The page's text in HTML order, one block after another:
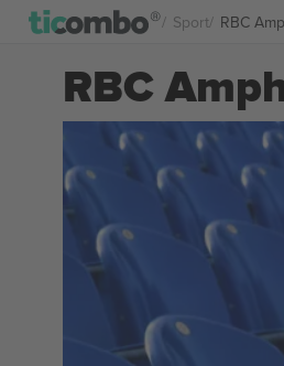
Sport RBC
RBC